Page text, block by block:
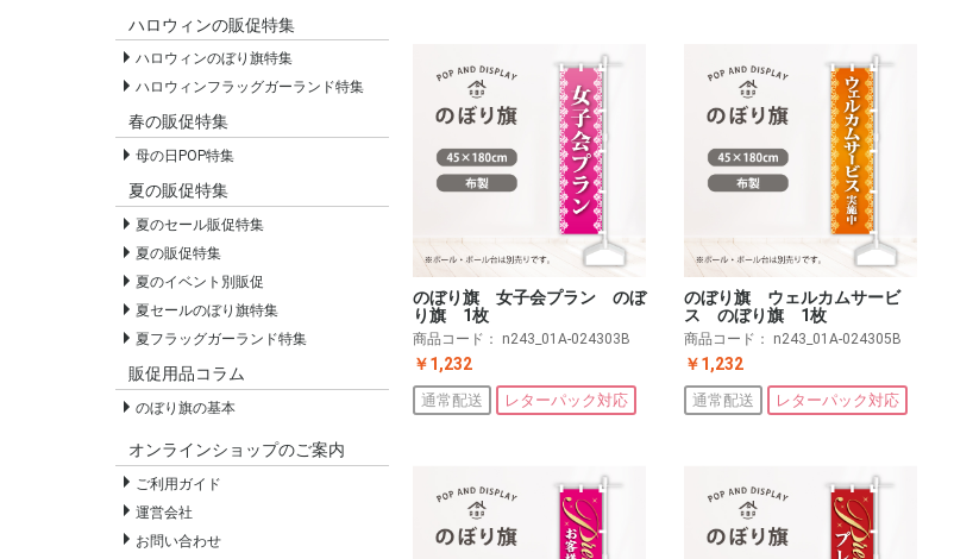
ハロウィンの販促特集
ハロウィンのぼり旗特集
ハロウィンフラッグガーランド特集
春の販促特集
母の日POP特集
夏の販促特集
夏のセール販促特集
夏の販促特集
夏のイベント別販促
夏セールのぼり旗特集
夏フラッグガーランド特集
販促用品コラム
のぼり旗の基本
オンラインショップのご案内
ご利用ガイド
運営会社
お問い合わせ
のぼり旗 女子会プラン のぼ
り旗 1枚
商品コード： n243_01A-024303B
￥1,232
通常配送 レターパック対応
のぼり旗 ウェルカムサービ
ス のぼり旗 1枚
商品コード： n243_01A-024305B
￥1,232
通常配送 レターパック対応